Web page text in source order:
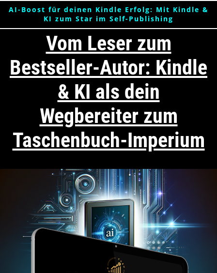
AI-Boost für deinen Kindle Erfolg: Mit Kindle &
KI zum Star im Self-Publishing
Vom Leser zum
Bestseller-Autor: Kindle
& KI als dein
Wegbereiter zum
Taschenbuch-Imperium